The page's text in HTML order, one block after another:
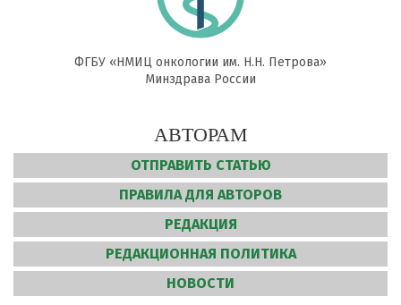
ФГБУ «НМИЦ онкологии им. Н.Н. Петрова»
Минздрава России
АВТОРАМ
ОТПРАВИТЬ СТАТЬЮ
ПРАВИЛА ДЛЯ АВТОРОВ
РЕДАКЦИЯ
РЕДАКЦИОННАЯ ПОЛИТИКА
НОВОСТИ